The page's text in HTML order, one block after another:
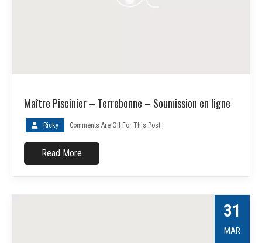
Maître Piscinier – Terrebonne – Soumission en ligne
Ricky Comments Are Off For This Post.
Read More
31
MAR